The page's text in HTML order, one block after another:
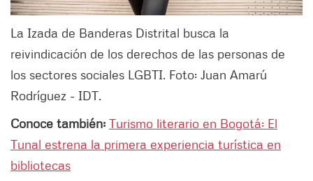
La Izada de Banderas Distrital busca la
reivindicación de los derechos de las personas de
los sectores sociales LGBTI. Foto: Juan Amarú
Rodríguez - IDT.
Conoce también: Turismo literario en Bogotá: El
Tunal estrena la primera experiencia turística en
bibliotecas